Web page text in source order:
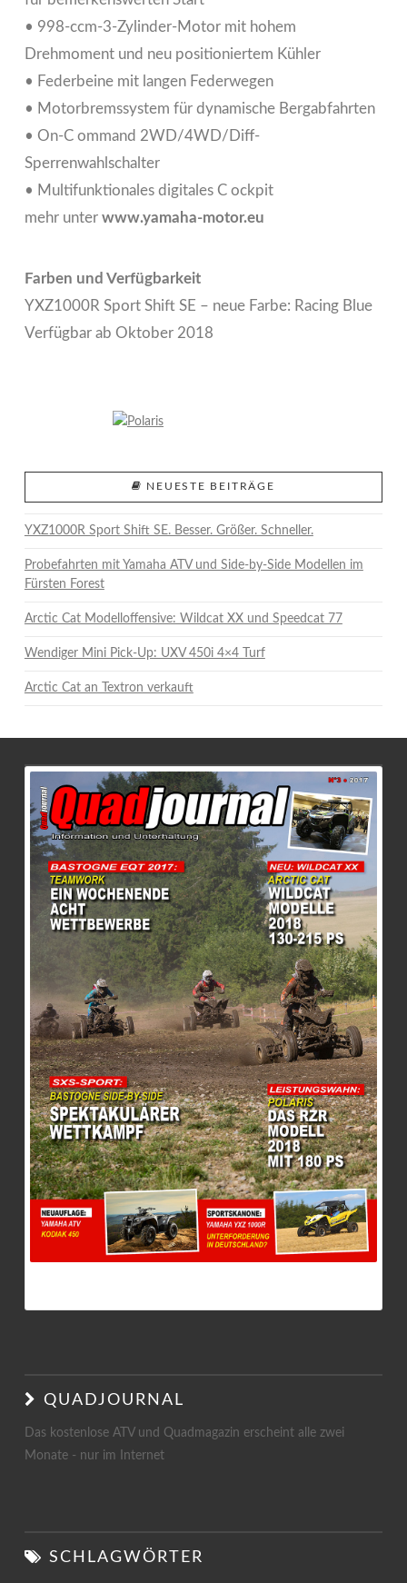
• 998-ccm-3-Zylinder-Motor mit hohem
Drehmoment und neu positioniertem Kühler
• Federbeine mit langen Federwegen
• Motorbremssystem für dynamische Bergabfahrten
• On-C ommand 2WD/4WD/Diff-
Sperrenwahlschalter
• Multifunktionales digitales C ockpit
mehr unter www.yamaha-motor.eu
Farben und Verfügbarkeit
YXZ1000R Sport Shift SE – neue Farbe: Racing Blue
Verfügbar ab Oktober 2018
NEUESTE BEITRÄGE
YXZ1000R Sport Shift SE. Besser. Größer. Schneller.
Probefahrten mit Yamaha ATV und Side-by-Side Modellen im
Fürsten Forest
Arctic Cat Modelloffensive: Wildcat XX und Speedcat 77
Wendiger Mini Pick-Up: UXV 450i 4×4 Turf
Arctic Cat an Textron verkauft
QUADJOURNAL
Das kostenlose ATV und Quadmagazin erscheint alle zwei
Monate - nur im Internet
SCHLAGWÖRTER